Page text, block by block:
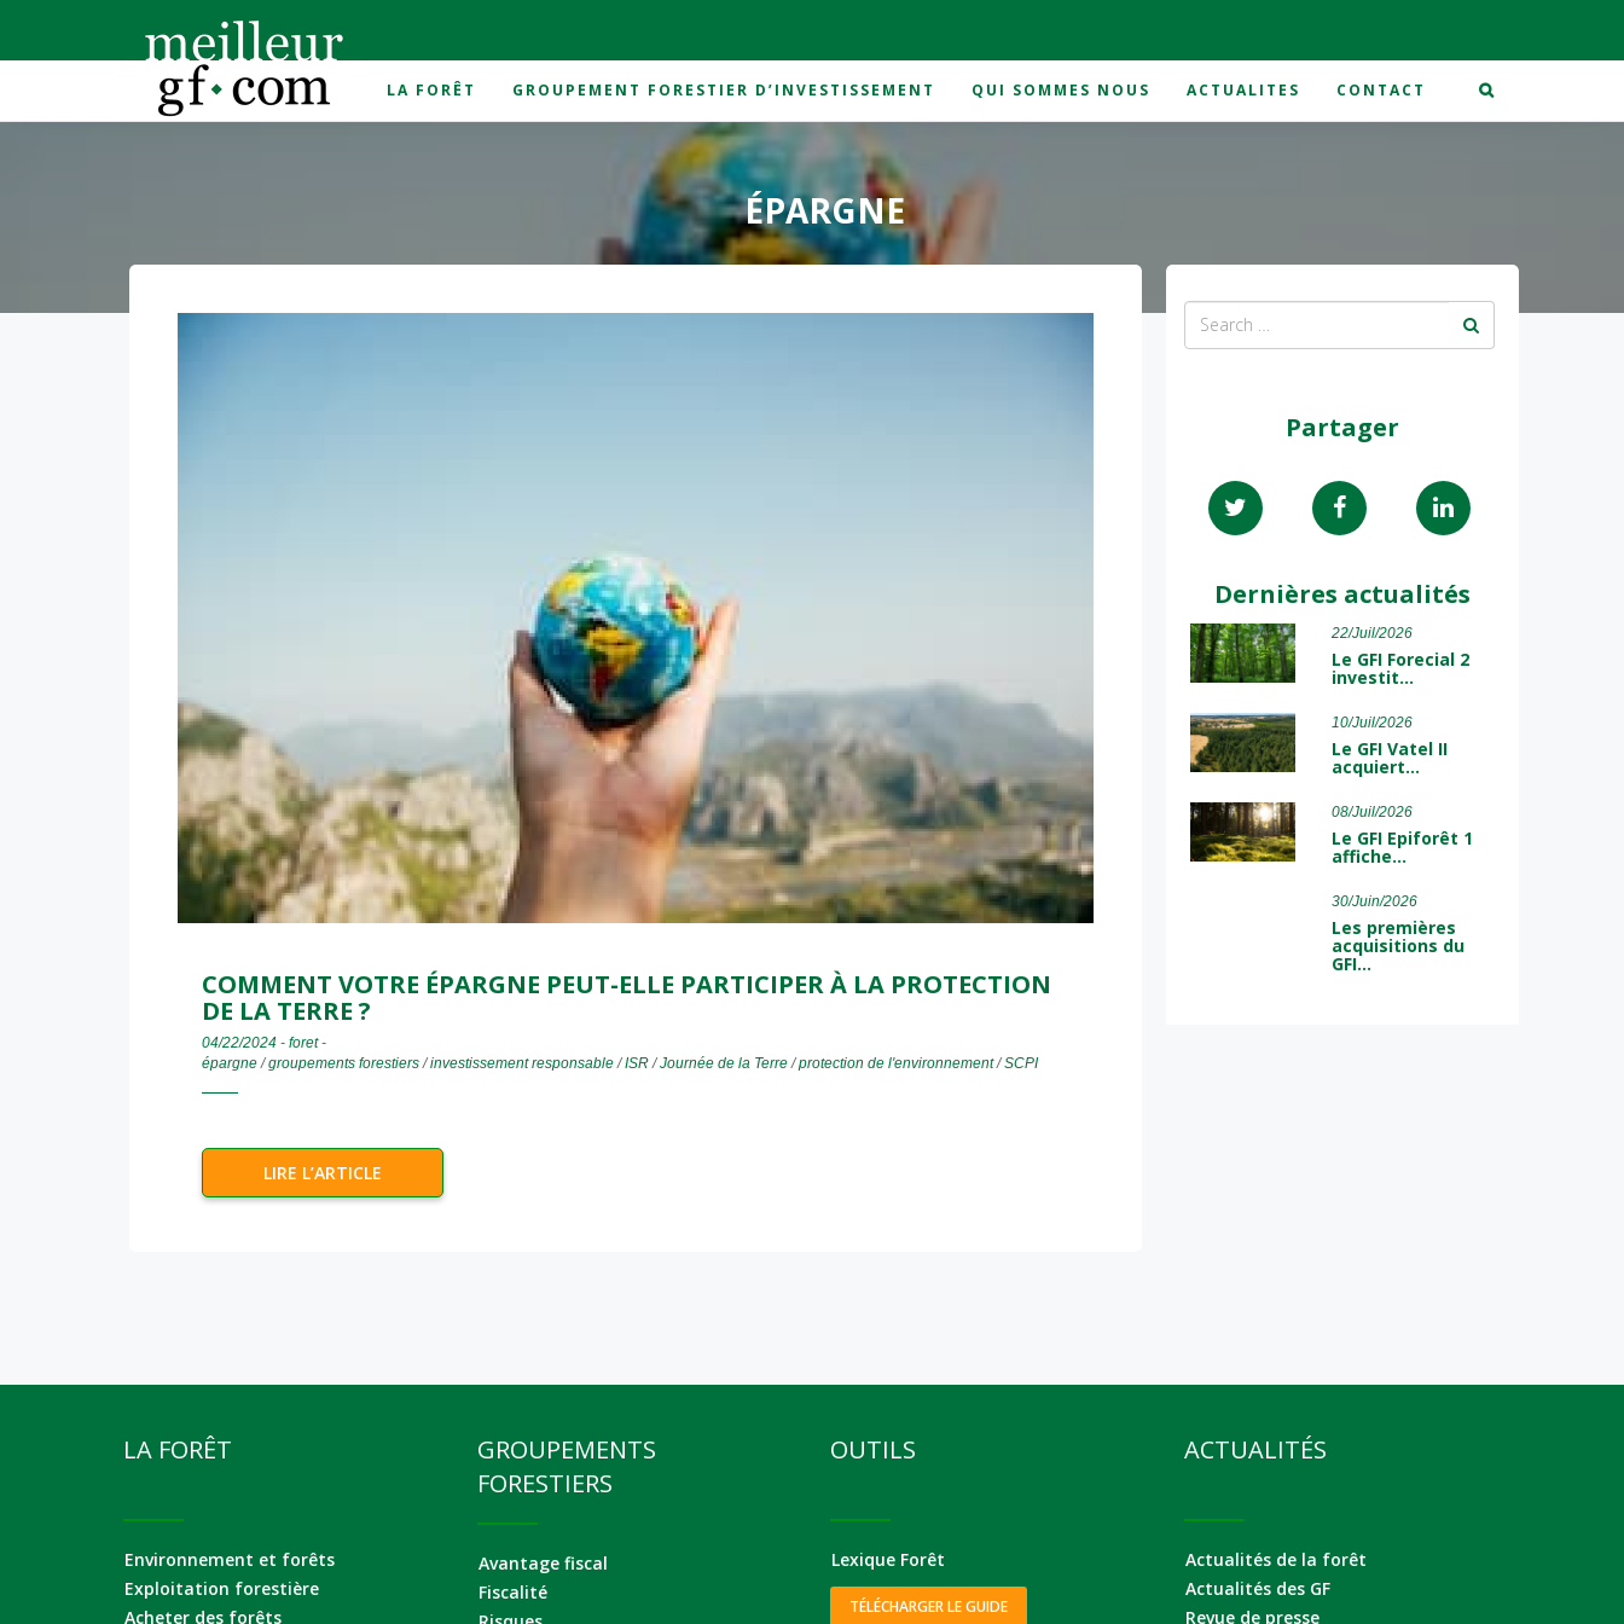
LA FORÊT GROUPEMENT FORESTIER D’INVESTISSEMENT QUI SOMMES NOUS ACTUALITES CONTACT
Accueil> épargne
ÉPARGNE
COMMENT VOTRE ÉPARGNE PEUT-ELLE PARTICIPER À LA PROTECTION
DE LA TERRE ?
04/22/2024 - foret-
épargne/groupements forestiers/investissement responsable/ISR/Journée de la Terre/protection de l'environnement/SCPI
LIRE L’ARTICLE
Partager
Dernières actualités
22/Juil/2026
Le GFI Forecial 2
investit…
10/Juil/2026
Le GFI Vatel II
acquiert…
08/Juil/2026
Le GFI Epiforêt 1
affiche…
30/Juin/2026
Les premières
acquisitions du
GFI…
LA FORÊT
Environnement et forêts
Exploitation forestière
Acheter des forêts
GROUPEMENTS
FORESTIERS
Avantage fiscal
Fiscalité
OUTILS
Lexique Forêt
TÉLÉCHARGER LE GUIDE
ACTUALITÉS
Actualités de la forêt
Actualités des GF
Revue de presse